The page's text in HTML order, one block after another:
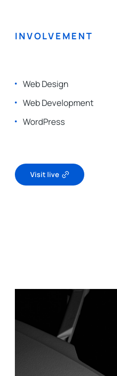
INVOLVEMENT
Web Design
Web Development
WordPress
Visit live